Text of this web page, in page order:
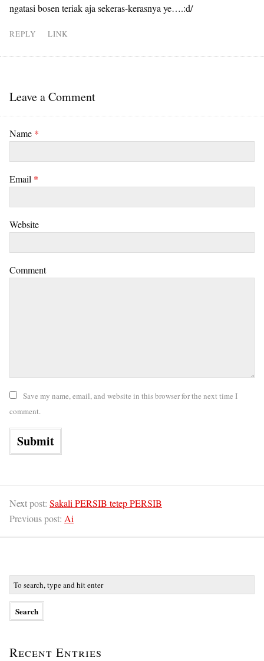
ngatasi bosen teriak aja sekeras-kerasnya ye….:d/
REPLY LINK
Leave a Comment
Name *
Email *
Website
Comment
Save my name, email, and website in this browser for the next time I
comment.
Next post: Sakali PERSIB tetep PERSIB
Previous post: Ai
Recent Entries